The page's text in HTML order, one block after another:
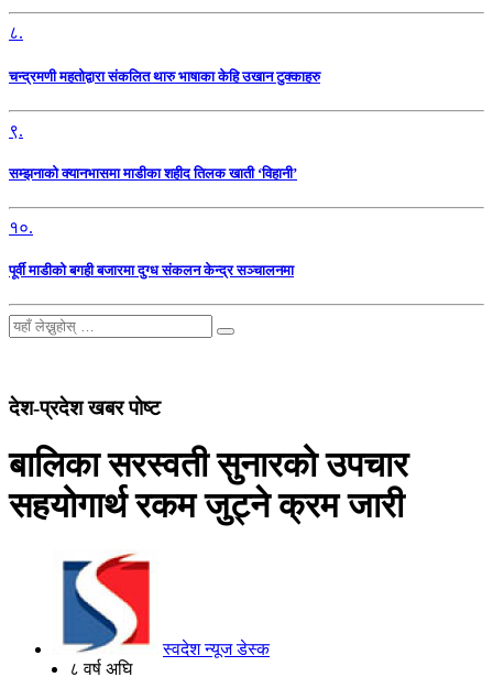
८.
चन्द्रमणी महतोद्वारा संकलित थारु भाषाका केहि उखान टुक्काहरु
९.
सम्झनाको क्यानभासमा माडीका शहीद तिलक खाती ‘विहानी’
१०.
पूर्वी माडीको बगही बजारमा दुग्ध संकलन केन्द्र सञ्चालनमा
देश-प्रदेश खबर पोष्ट
बालिका सरस्वती सुनारको उपचार
सहयोगार्थ रकम जुट्ने क्रम जारी
स्वदेश न्यूज डेस्क
८ वर्ष अघि